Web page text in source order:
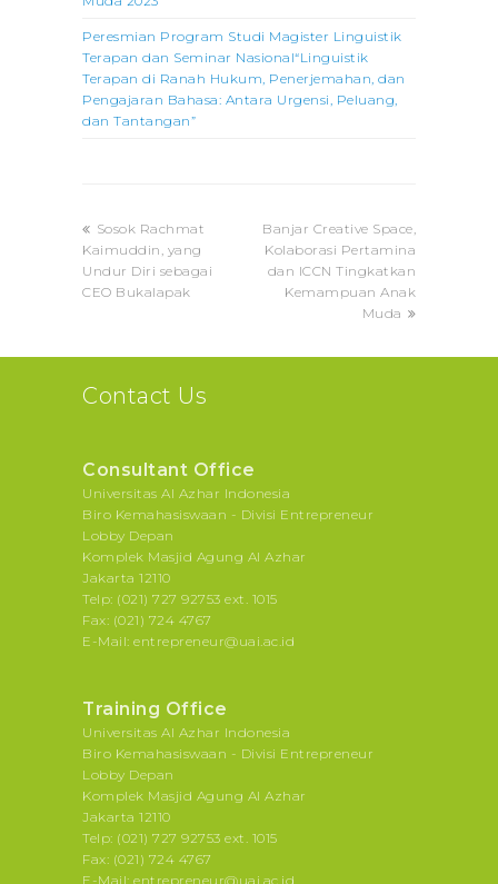
Peresmian Program Studi Magister Linguistik
Terapan dan Seminar Nasional“Linguistik
Terapan di Ranah Hukum, Penerjemahan, dan
Pengajaran Bahasa: Antara Urgensi, Peluang,
dan Tantangan”
previous
post:
Sosok Rachmat
Kaimuddin, yang
Undur Diri sebagai
CEO Bukalapak
next
post:
Banjar Creative Space,
Kolaborasi Pertamina
dan ICCN Tingkatkan
Kemampuan Anak
Muda
Contact Us
Consultant Office
Universitas Al Azhar Indonesia
Biro Kemahasiswaan - Divisi Entrepreneur
Lobby Depan
Komplek Masjid Agung Al Azhar
Jakarta 12110
Telp: (021) 727 92753 ext. 1015
Fax: (021) 724 4767
E-Mail: entrepreneur@uai.ac.id
Training Office
Universitas Al Azhar Indonesia
Biro Kemahasiswaan - Divisi Entrepreneur
Lobby Depan
Komplek Masjid Agung Al Azhar
Jakarta 12110
Telp: (021) 727 92753 ext. 1015
Fax: (021) 724 4767
E-Mail: entrepreneur@uai.ac.id